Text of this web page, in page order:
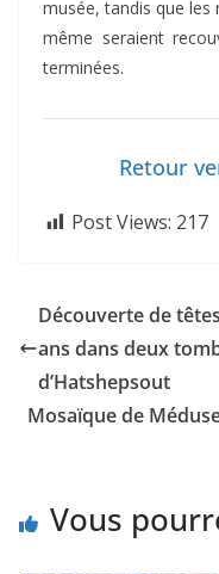
musée, tandis que
même seraient
terminées.
Retour
Post Views: 217
Découverte de
ans dans deux
d’Hatshepsout
Mosaïque de
Vous